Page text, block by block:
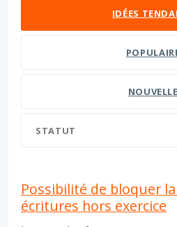
IDÉES
STATUT
Possibilité de bloquer
écritures hors exercice